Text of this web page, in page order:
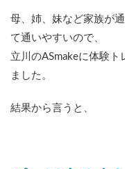
母、姉、妹など家族が
て通いやすいので、
立川のASmakeに体験
ました。
結果から言うと、